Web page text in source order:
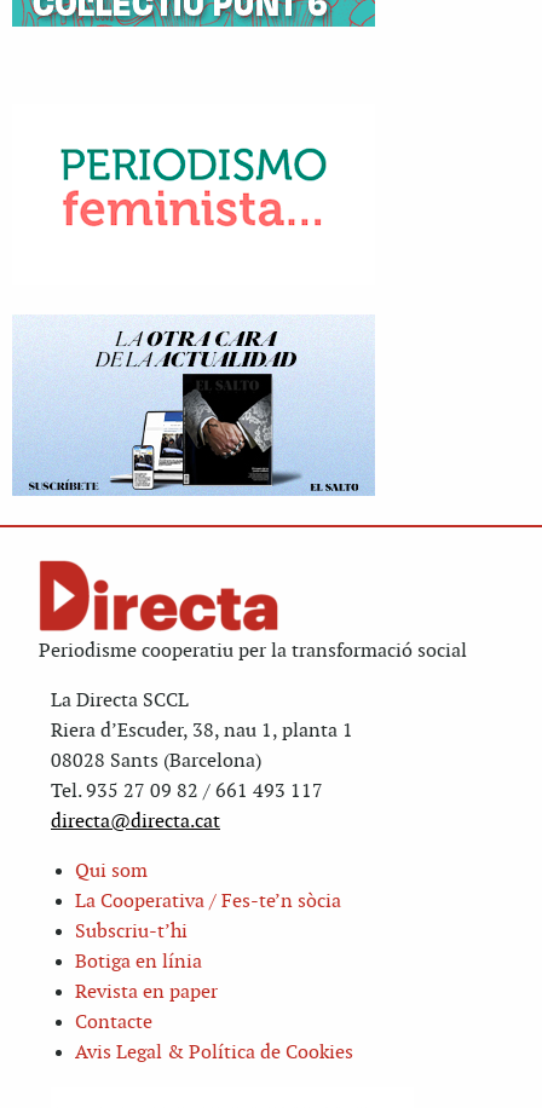
Periodisme cooperatiu per la transformació social
La Directa SCCL
Riera d’Escuder, 38, nau 1, planta 1
08028 Sants (Barcelona)
Tel. 935 27 09 82 / 661 493 117
directa@directa.cat
Qui som
La Cooperativa / Fes-te’n sòcia
Subscriu-t’hi
Botiga en línia
Revista en paper
Contacte
Avis Legal & Política de Cookies